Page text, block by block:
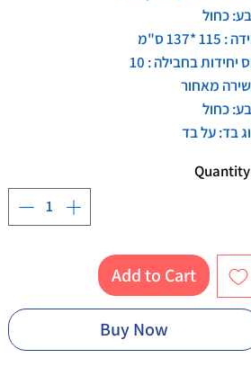
כחול
115 *137 ס"מ
יחידות בחבילה : 10
מאחור
כחול
בד: על בד
Quantity
Add to Cart
Buy Now